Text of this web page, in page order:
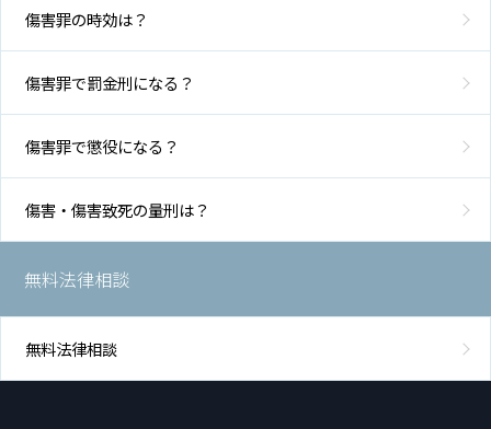
傷害罪の時効は？
傷害罪で罰金刑になる？
傷害罪で懲役になる？
傷害・傷害致死の量刑は？
無料法律相談
無料法律相談